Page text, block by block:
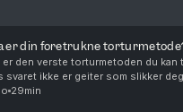
er din foretrukne
er den verste torturmetoden du kan
svaret ikke er geiter som slikker
har du ikke hørt denne episoden
29min